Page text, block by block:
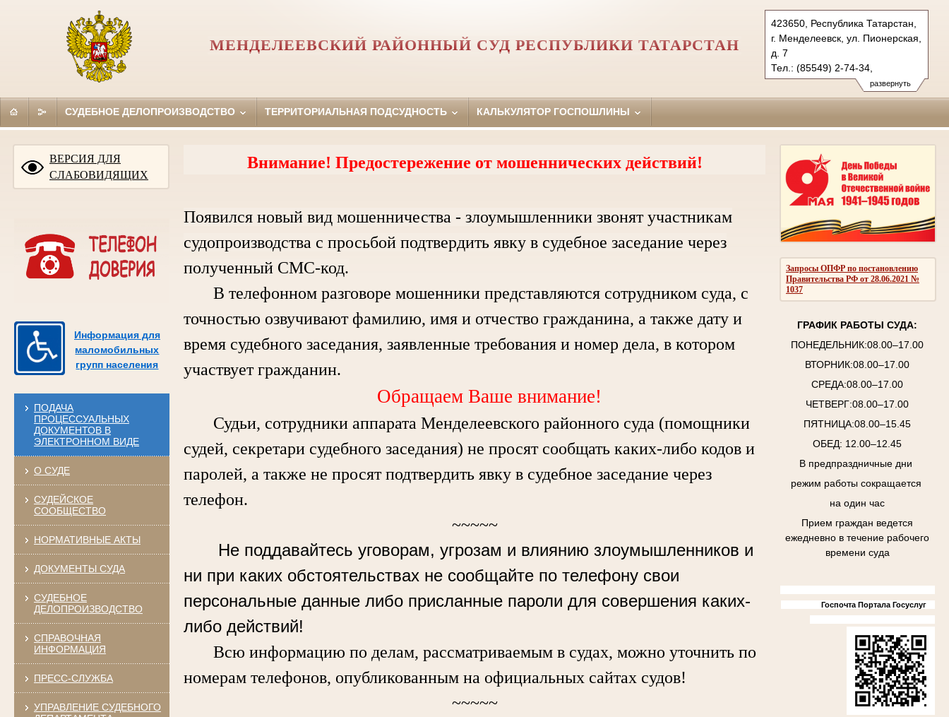
развернуть
423650, Республика Татарстан,
г. Менделеевск, ул. Пионерская,
д. 7
Тел.: (85549) 2-74-34,
(85549) 2-53-44 (ф.)
mendeleevsky.tat@sudrf.ru
МЕНДЕЛЕЕВСКИЙ РАЙОННЫЙ СУД РЕСПУБЛИКИ ТАТАРСТАН
СУДЕБНОЕ ДЕЛОПРОИЗВОДСТВО ТЕРРИТОРИАЛЬНАЯ ПОДСУДНОСТЬ КАЛЬКУЛЯТОР ГОСПОШЛИНЫ
ВЕРСИЯ ДЛЯ
СЛАБОВИДЯЩИХ
Информация для
маломобильных
групп населения
ПОДАЧА
ПРОЦЕССУАЛЬНЫХ
ДОКУМЕНТОВ В
ЭЛЕКТРОННОМ ВИДЕ
О СУДЕ
СУДЕЙСКОЕ
СООБЩЕСТВО
НОРМАТИВНЫЕ АКТЫ
ДОКУМЕНТЫ СУДА
СУДЕБНОЕ
ДЕЛОПРОИЗВОДСТВО
СПРАВОЧНАЯ
ИНФОРМАЦИЯ
ПРЕСС-СЛУЖБА
УПРАВЛЕНИЕ СУДЕБНОГО
Запросы ОПФР по постановлению
Правительства РФ от 28.06.2021 №
1037
ГРАФИК РАБОТЫ СУДА:
ПОНЕДЕЛЬНИК:08.00–17.00
ВТОРНИК:08.00–17.00
СРЕДА:08.00–17.00
ЧЕТВЕРГ:08.00–17.00
ПЯТНИЦА:08.00–15.45
ОБЕД: 12.00–12.45
В предпраздничные дни
режим работы сокращается
на один час
Прием граждан ведется
ежедневно в течение рабочего
времени суда
Госпочта Портала Госуслуг
Внимание! Предостережение от мошеннических действий!
Появился новый вид мошенничества - злоумышленники звонят участникам
судопроизводства с просьбой подтвердить явку в судебное заседание через
полученный СМС-код.
В телефонном разговоре мошенники представляются сотрудником суда, с
точностью озвучивают фамилию, имя и отчество гражданина, а также дату и
время судебного заседания, заявленные требования и номер дела, в котором
участвует гражданин.
Обращаем Ваше внимание!
Судьи, сотрудники аппарата Менделеевского районного суда (помощники
судей, секретари судебного заседания) не просят сообщать каких-либо кодов и
паролей, а также не просят подтвердить явку в судебное заседание через
телефон.
~~~~~
Не поддавайтесь уговорам, угрозам и влиянию злоумышленников и
ни при каких обстоятельствах не сообщайте по телефону свои
персональные данные либо присланные пароли для совершения каких-
либо действий!
Всю информацию по делам, рассматриваемым в судах, можно уточнить по
номерам телефонов, опубликованным на официальных сайтах судов!
~~~~~